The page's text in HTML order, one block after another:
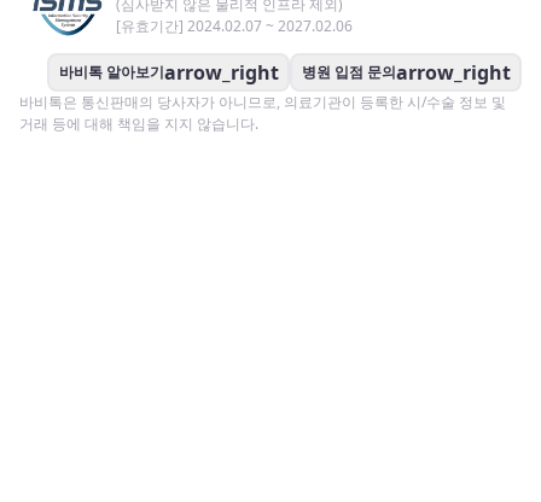
(심사받지 않은 물리적 인프라 제외)
[유효기간] 2024.02.07 ~ 2027.02.06
바비톡 알아보기arrow_right 병원 입점 문의arrow_right
바비톡은 통신판매의 당사자가 아니므로, 의료기관이 등록한 시/수술 정보 및
거래 등에 대해 책임을 지지 않습니다.